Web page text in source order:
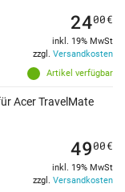
Artikel verfügbar
2400€
inkl. 19% MwSt
zzgl. Versandkosten
Acer TravelMate
4900€
inkl. 19% MwSt
zzgl. Versandkosten